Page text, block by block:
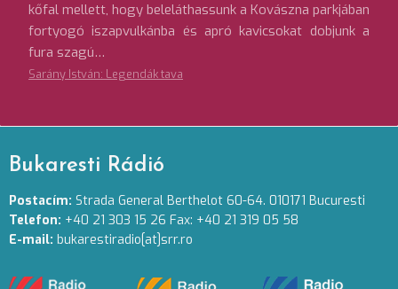
kőfal mellett, hogy beleláthassunk a Kovászna parkjában
fortyogó iszapvulkánba és apró kavicsokat dobjunk a
fura szagú…
Sarány István: Legendák tava
Bukaresti Rádió
Postacím: Strada General Berthelot 60-64. 010171 Bucuresti
Telefon: +40 21 303 15 26 Fax: +40 21 319 05 58
E-mail: bukarestiradio[at]srr.ro